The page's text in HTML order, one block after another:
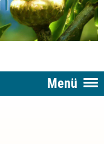
Menü